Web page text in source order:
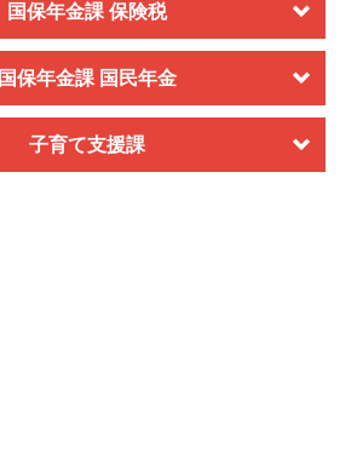
国保年金課 保険税
国保年金課 国民年金
子育て支援課